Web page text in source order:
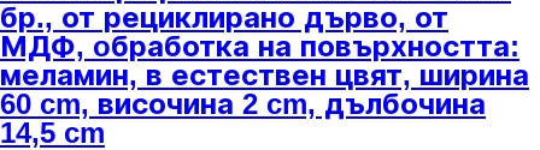
бр., от рециклирано дърво, от
МДФ, oбработка на повърхността:
меламин, в естествен цвят, ширина
60 cm, височина 2 cm, дълбочина
14,5 cm